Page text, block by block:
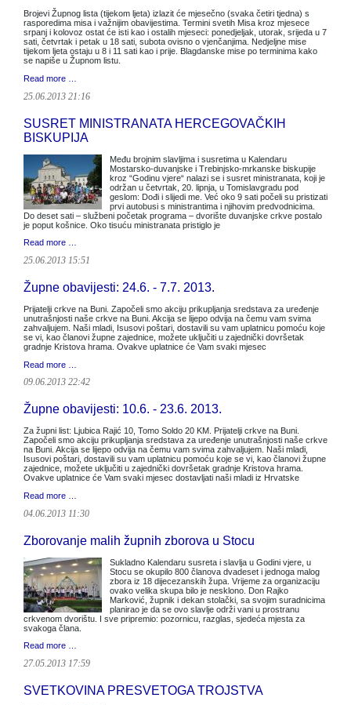
Brojevi Župnog lista (tijekom ljeta) izlazit će mjesečno (svaka četiri tjedna) s
rasporedima misa i važnijim obavijestima. Termini svetih Misa kroz mjesece
srpanj i kolovoz ostat će isti kao i ostalih mjeseci: ponedjeljak, utorak, srijeda u 7
sati, četvrtak i petak u 18 sati, subota ovisno o vjenčanjima. Nedjeljne mise
tijekom ljeta ostaju u 8 i 11 sati kao i prije. Blagdanske mise po terminima kako
se napiše u Župnom listu.
Read more …
25.06.2013 21:16
SUSRET MINISTRANATA HERCEGOVAČKIH
BISKUPIJA
Među brojnim slavljima i susretima u Kalendaru
Mostarsko-duvanjske i Trebinjsko-mrkanske biskupije
kroz “Godinu vjere“ nalazi se i susret ministranata, koji je
održan u četvrtak, 20. lipnja, u Tomislavgradu pod
geslom: Dođi i slijedi me. Već oko 9 sati počeli su pristizati
prvi autobusi s ministrantima i njihovim predvodnicima.
Do deset sati – službeni početak programa – dvorište duvanjske crkve postalo
je poput košnice. Oko tisuću ministranata pristiglo je
Read more …
25.06.2013 15:51
Župne obavijesti: 24.6. - 7.7. 2013.
Prijatelji crkve na Buni. Započeli smo akciju prikupljanja sredstava za uređenje
unutrašnjosti naše crkve na Buni. Akcija se lijepo odvija na čemu vam svima
zahvaljujem. Naši mladi, Isusovi poštari, dostavili su vam uplatnicu pomoću koje
se vi, kao članovi župne zajednice, možete uključiti u zajednički dovršetak
gradnje Kristova hrama. Ovakve uplatnice će Vam svaki mjesec
Read more …
09.06.2013 22:42
Župne obavijesti: 10.6. - 23.6. 2013.
Za župni list: Ljubica Rajić 10, Tomo Soldo 20 KM. Prijatelji crkve na Buni.
Započeli smo akciju prikupljanja sredstava za uređenje unutrašnjosti naše crkve
na Buni. Akcija se lijepo odvija na čemu vam svima zahvaljujem. Naši mladi,
Isusovi poštari, dostavili su vam uplatnicu pomoću koje se vi, kao članovi župne
zajednice, možete uključiti u zajednički dovršetak gradnje Kristova hrama.
Ovakve uplatnice će Vam svaki mjesec dostavljati naši mladi iz Hrvatske
Read more …
04.06.2013 11:30
Zborovanje malih župnih zborova u Stocu
Sukladno Kalendaru susreta i slavlja u Godini vjere, u
Stocu se okupilo 800 članova dvadeset i jednoga malog
zbora iz 18 dijecezanskih župa. Vrijeme za organizaciju
ovako velika skupa bilo je nesklono. Don Rajko
Marković, župnik i dekan stolački, sa svojim suradnicima
planirao je da se ovo slavlje održi vani u prostranu
crkvenom dvorištu. I sve pripremio: pozornicu, razglas, sjedeća mjesta za
svakoga člana.
Read more …
27.05.2013 17:59
SVETKOVINA PRESVETOGA TROJSTVA